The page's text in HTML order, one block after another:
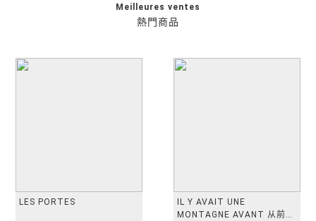
熱門商品
Meilleures ventes
LES PORTES
IL Y AVAIT UNE
MONTAGNE AVANT 从前有